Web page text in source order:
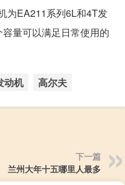
为EA211系列6L和4T发
量可以满足日常使用的
动机 高尔夫
下一篇
兰州大年十五哪里人最多